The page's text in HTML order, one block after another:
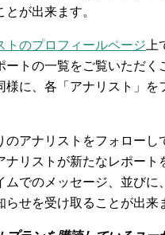
が出来ます。
トのプロフィールページ上
ートの一覧をご覧いただく
様に、各「アナリスト」を
のアナリストをフォローし
ナリストが新たなレポート
ムでのメッセージ、並びに
せを受け取ることが出来